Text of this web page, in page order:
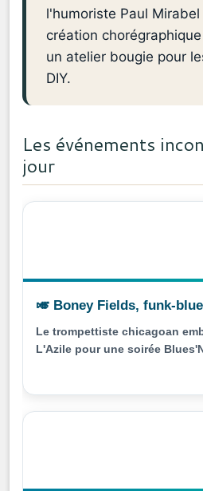
l'humoriste Paul
création
un atelier bougie pour
DIY.
Les événements
jour
🎺 Boney Fields, funk-
Le trompettiste chicagoan
L'Azile pour une soirée